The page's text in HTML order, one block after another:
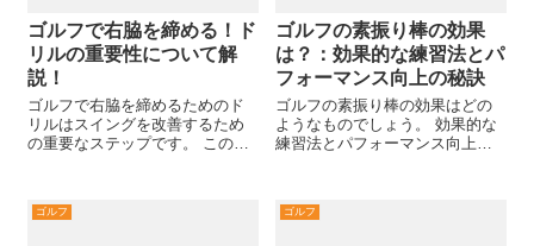
ゴルフで右脇を締める！ド
リルの重要性について解
説！
ゴルフで右脇を締めるためのド
リルはスイングを改善するため
の重要なステップです。 このシ
視点で解説します。 本記事を通
ゴルフの素振り棒の効果
は？：効果的な練習法とパ
フォーマンス向上の秘訣
ゴルフの素振り棒の効果はどの
ようなものでしょう。 効果的な
練習法とパフォーマンス向上の
素振り棒の効果を解析し、あな
ゴルフ ゴルフ